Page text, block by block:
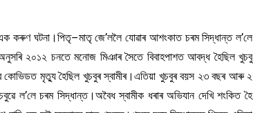
এক কৰুণ ঘটনা।পিতৃ–মাতৃ জে’ললৈ যোৱাৰ আশংকাত চৰম সিদ্ধান্ত ল’লে
অনুসৰি ২০১২ চনতে মনোজ মিঞাৰ সৈতে বিবাহপাশত আবদ্ধ হৈছিল খুচবু
মৃত্যু হৈছিল খুচবুৰ স্বামীৰ।এতিয়া খুচবুৰ বয়স ২৩ বছৰ আৰু ২
ল’লে চৰম সিদ্ধান্ত।অবৈধ স্বামীক ধৰাৰ অভিযান দেখি শংকিত হৈ